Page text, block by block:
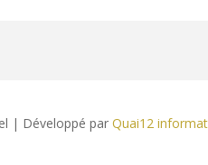
| Développé par Quai12